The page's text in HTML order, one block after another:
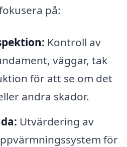
på:
Kontroll av
väggar, tak
för att se om det
andra skador.
Utvärdering av
för